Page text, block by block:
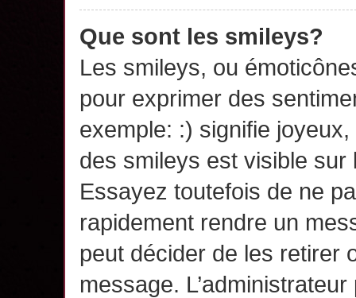
Que sont les smileys?
Les smileys, ou
pour exprimer des
exemple: :) signifie
des smileys est visible
Essayez toutefois de ne
rapidement rendre un
peut décider de les retirer
message.